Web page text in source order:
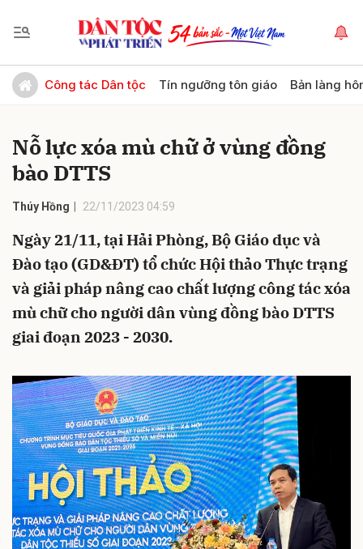
Công tác Dân tộc Tín ngưỡng tôn giáo Bản làng
Nỗ lực xóa mù chữ ở vùng đồng
bào DTTS
Thúy Hồng 22/11/2023 04:59
Ngày 21/11, tại Hải Phòng, Bộ Giáo dục và
Đào tạo (GD&ĐT) tổ chức Hội thảo Thực trạng
và giải pháp nâng cao chất lượng công tác xóa
mù chữ cho người dân vùng đồng bào DTTS
giai đoạn 2023 - 2030.
Gửi bình luận
Hủy Gửi